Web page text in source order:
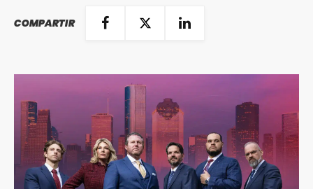
COMPARTIR